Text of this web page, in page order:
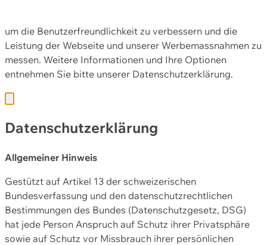
um die Benutzerfreundlichkeit zu verbessern und die
Leistung der Webseite und unserer Werbemassnahmen zu
messen. Weitere Informationen und Ihre Optionen
entnehmen Sie bitte unserer Datenschutzerklärung.
Datenschutzerklärung
Allgemeiner Hinweis
Gestützt auf Artikel 13 der schweizerischen
Bundesverfassung und den datenschutzrechtlichen
Bestimmungen des Bundes (Datenschutzgesetz, DSG)
hat jede Person Anspruch auf Schutz ihrer Privatsphäre
sowie auf Schutz vor Missbrauch ihrer persönlichen